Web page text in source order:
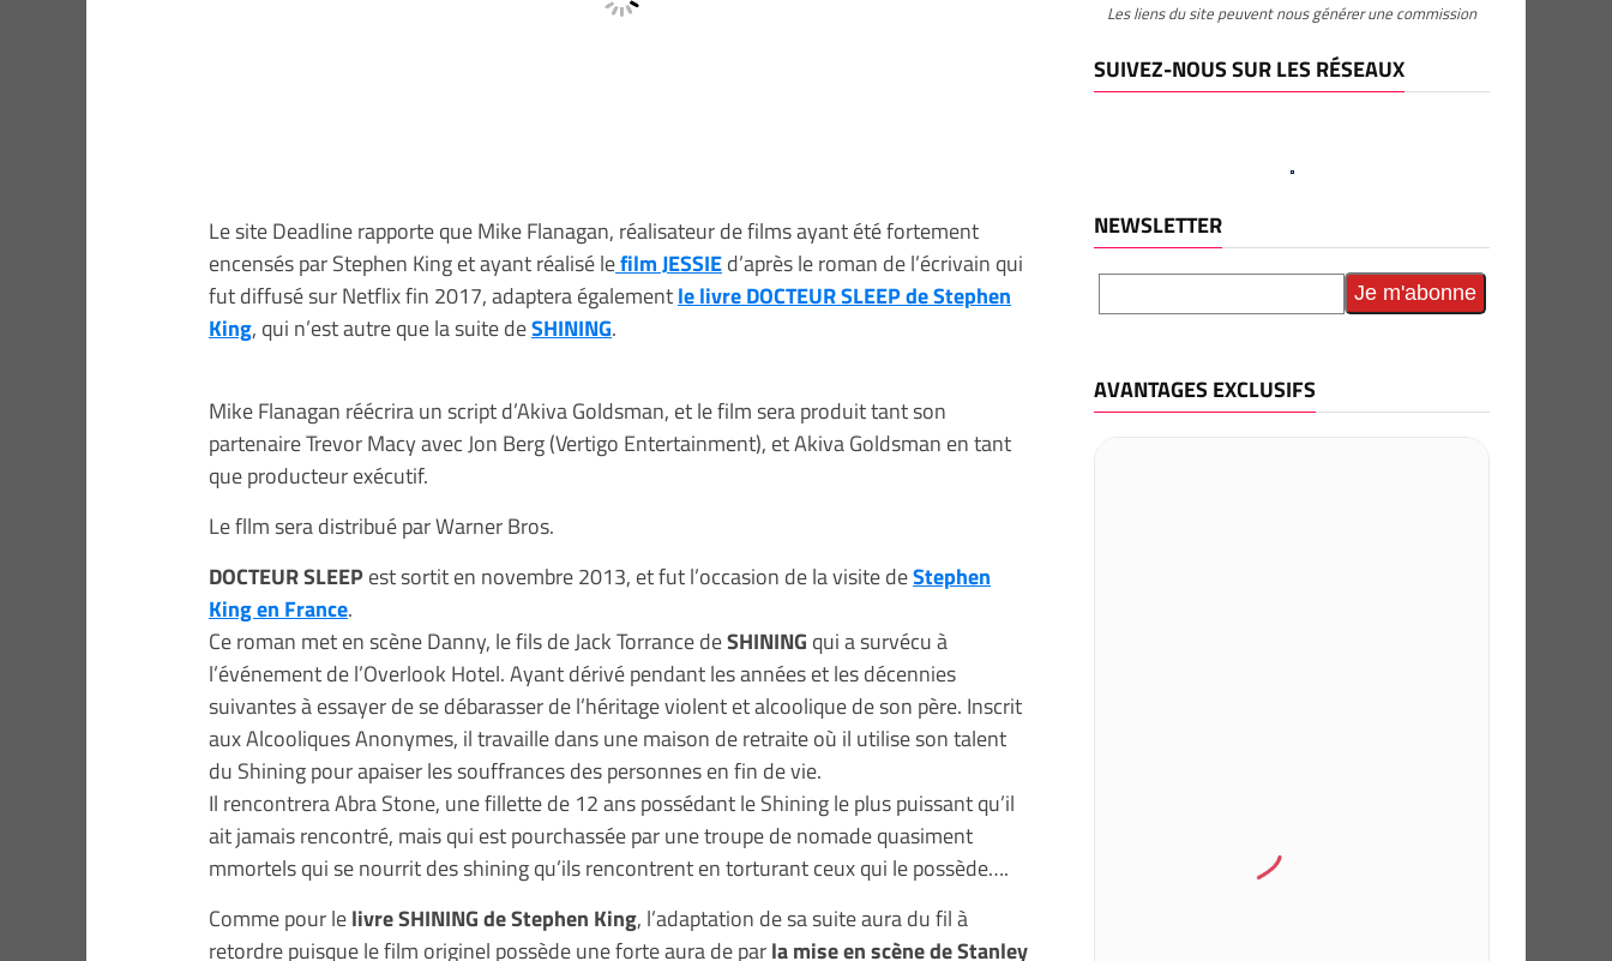
Le site Deadline rapporte que Mike Flanagan, réalisateur de films ayant été fortement
encensés par Stephen King et ayant réalisé lefilm JESSIEd’après le roman de l’écrivain qui
fut diffusé sur Netflix fin 2017, adaptera égalementle livre DOCTEUR SLEEP de Stephen
King, qui n’est autre que la suite deSHINING.
Mike Flanagan réécrira un script d’Akiva Goldsman, et le film sera produit tant son
partenaire Trevor Macy avec Jon Berg (Vertigo Entertainment), et Akiva Goldsman en tant
que producteur exécutif.
Le fllm sera distribué par Warner Bros.
DOCTEUR SLEEPest sortit en novembre 2013, et fut l’occasion de la visite deStephen
King en France.
Ce roman met en scène Danny, le fils de Jack Torrance deSHINING qui a survécu à
l’événement de l’Overlook Hotel. Ayant dérivé pendant les années et les décennies
suivantes à essayer de se débarasser de l’héritage violent et alcoolique de son père. Inscrit
aux Alcooliques Anonymes, il travaille dans une maison de retraite où il utilise son talent
du Shining pour apaiser les souffrances des personnes en fin de vie.
Il rencontrera Abra Stone, une fillette de 12 ans possédant le Shining le plus puissant qu’il
ait jamais rencontré, mais qui est pourchassée par une troupe de nomade quasiment
mmortels qui se nourrit des shining qu’ils rencontrent en torturant ceux qui le possède….
Comme pour lelivre SHINING de Stephen King, l’adaptation de sa suite aura du fil à
retordre puisque le film originel possède une forte aura de parla mise en scène de Stanley
Les liens du site peuvent nous générer une commission
SUIVEZ-NOUS SUR LES RÉSEAUX
NEWSLETTER
AVANTAGES EXCLUSIFS